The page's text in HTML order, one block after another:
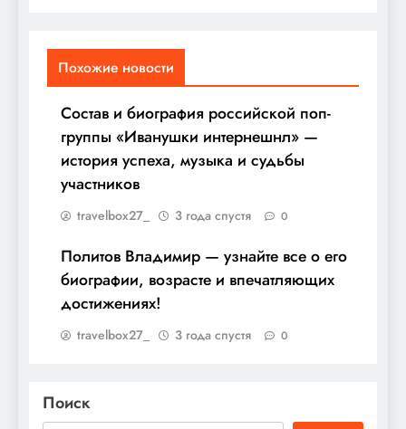
Похожие новости
Состав и биография российской поп-
группы «Иванушки интернешнл» —
история успеха, музыка и судьбы
участников
travelbox27_ 3 года спустя 0
Политов Владимир — узнайте все о его
биографии, возрасте и впечатляющих
достижениях!
travelbox27_ 3 года спустя 0
Поиск